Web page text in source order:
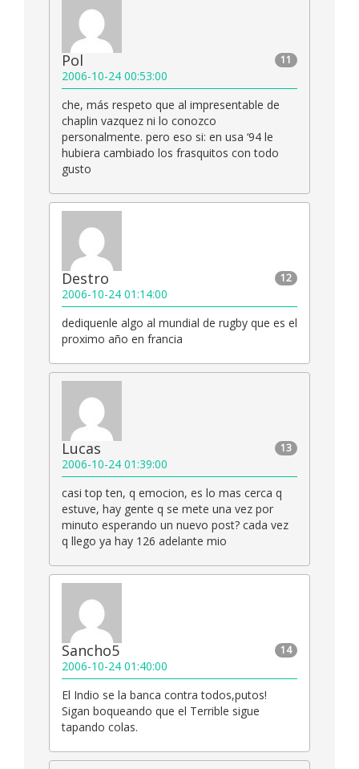
11
Pol
2006-10-24 00:53:00
che, más respeto que al impresentable de
chaplin vazquez ni lo conozco
personalmente. pero eso si: en usa ‘94 le
hubiera cambiado los frasquitos con todo
gusto
12
Destro
2006-10-24 01:14:00
dediquenle algo al mundial de rugby que es el
proximo año en francia
13
Lucas
2006-10-24 01:39:00
casi top ten, q emocion, es lo mas cerca q
estuve, hay gente q se mete una vez por
minuto esperando un nuevo post? cada vez
q llego ya hay 126 adelante mio
14
Sancho5
2006-10-24 01:40:00
El Indio se la banca contra todos,putos!
Sigan boqueando que el Terrible sigue
tapando colas.